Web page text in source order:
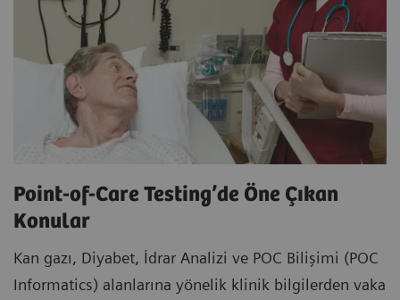
Point-of-Care Testing’de Öne Çıkan
Konular
Kan gazı, Diyabet, İdrar Analizi ve POC Bilişimi (POC
Informatics) alanlarına yönelik klinik bilgilerden vaka